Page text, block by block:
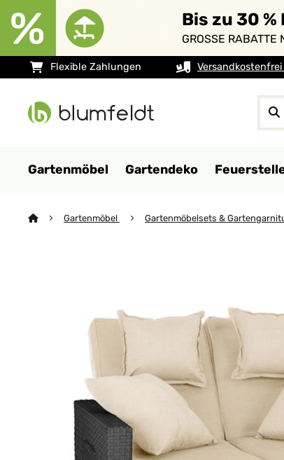
Bis zu 30
GROSSE RABATTE
Flexible Zahlungen
Gartenmöbel Gartendeko
Gartenmöbel Gartenmöbelsets &